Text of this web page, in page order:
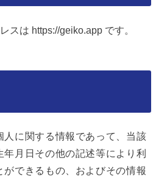
スは https://geiko.app です。
に関する情報であって、当該
月日その他の記述等により利
ができるもの、およびその情報